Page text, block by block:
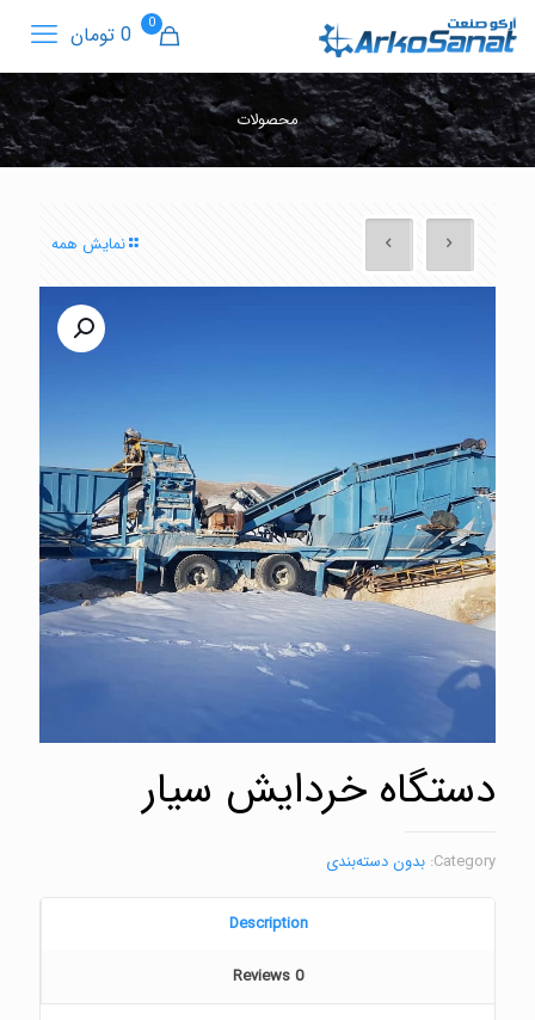
0 0 تومان
محصولات
نمایش همه
دستگاه خردایش سیار
Category: بدون دسته‌بندی
Description
Reviews0